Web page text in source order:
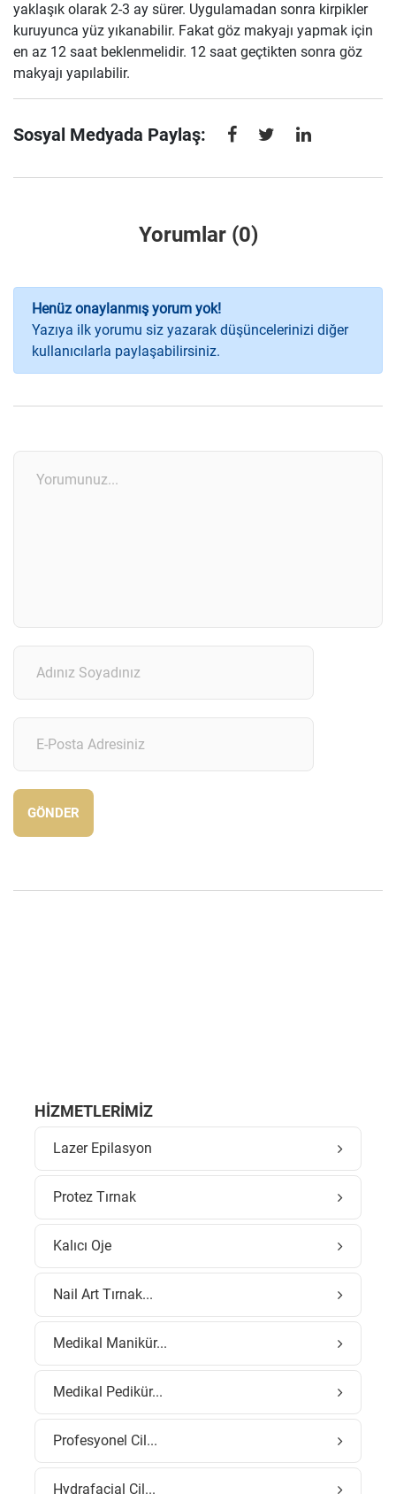
yaklaşık olarak 2-3 ay sürer. Uygulamadan sonra kirpikler
kuruyunca yüz yıkanabilir. Fakat göz makyajı yapmak için
en az 12 saat beklenmelidir. 12 saat geçtikten sonra göz
makyajı yapılabilir.
Sosyal Medyada Paylaş:
Yorumlar (0)
Henüz onaylanmış yorum yok!
Yazıya ilk yorumu siz yazarak düşüncelerinizi diğer
kullanıcılarla paylaşabilirsiniz.
GÖNDER
HIZMETLERIMIZ
Lazer Epilasyon
Protez Tırnak
Kalıcı Oje
Nail Art Tırnak...
Medikal Manikür...
Medikal Pedikür...
Profesyonel Cil...
Hydrafacial Cil...